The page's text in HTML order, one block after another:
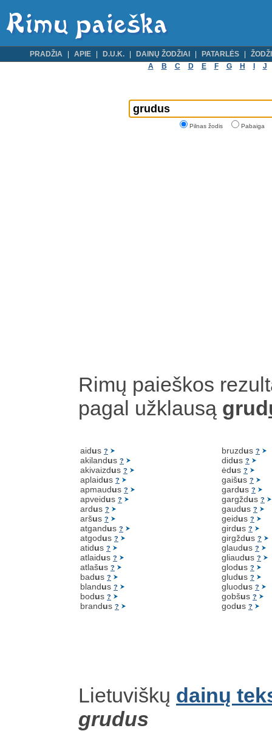
PRADŽIA APIE D.U.K. DAINŲ ŽODŽIAI PATARLĖS
A
B C D E F G H J
Pilnas žodis Pabaiga
Rimų paieškos
pagal užklausą grud
aidus ?
akilandus ?
akivaizdus ?
aplaidus ?
apmaudus ?
apveidus ?
ardus ?
aršus ?
atgandus ?
atgodus ?
atidus ?
atlaidus ?
atlašus ?
badus ?
blandus ?
bodus ?
brandus ?
bruzdus ?
didus ?
ėdus ?
gaišus ?
gardus ?
gargždus ?
gaudus ?
geidus ?
girdus ?
girgždus ?
glaudus ?
gliaudus ?
glodus ?
gludus ?
gluodus ?
gobšus ?
godus ?
Lietuviškų dainų
grudus